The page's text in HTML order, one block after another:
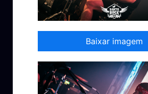
Baixar imagem